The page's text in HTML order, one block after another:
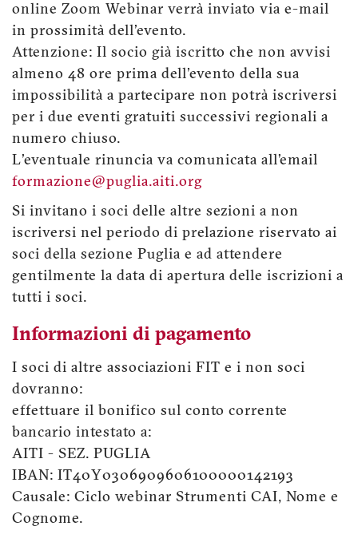
online Zoom Webinar verrà inviato via e-mail
in prossimità dell'evento.
Attenzione: Il socio già iscritto che non avvisi
almeno 48 ore prima dell'evento della sua
impossibilità a partecipare non potrà iscriversi
per i due eventi gratuiti successivi regionali a
numero chiuso.
L'eventuale rinuncia va comunicata all’email
formazione@puglia.aiti.org
Si invitano i soci delle altre sezioni a non
iscriversi nel periodo di prelazione riservato ai
soci della sezione Puglia e ad attendere
gentilmente la data di apertura delle iscrizioni a
tutti i soci.
Informazioni di pagamento
I soci di altre associazioni FIT e i non soci
dovranno:
effettuare il bonifico sul conto corrente
bancario intestato a:
AITI - SEZ. PUGLIA
IBAN: IT40Y0306909606100000142193
Causale: Ciclo webinar Strumenti CAI, Nome e
Cognome.